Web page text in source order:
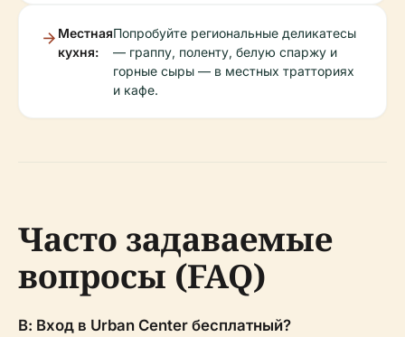
Местная
кухня:
Попробуйте региональные деликатесы
— граппу, поленту, белую спаржу и
горные сыры — в местных тратториях
и кафе.
Часто задаваемые
вопросы (FAQ)
В: Вход в Urban Center бесплатный?